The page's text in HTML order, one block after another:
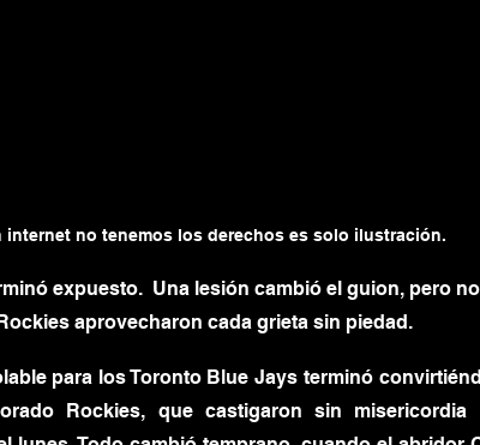
internet no tenemos los derechos es solo ilustración.
expuesto.  Una lesión cambió el guion, pero
aprovecharon cada grieta sin piedad.
para los Toronto Blue Jays terminó
Rockies, que castigaron sin misericordia